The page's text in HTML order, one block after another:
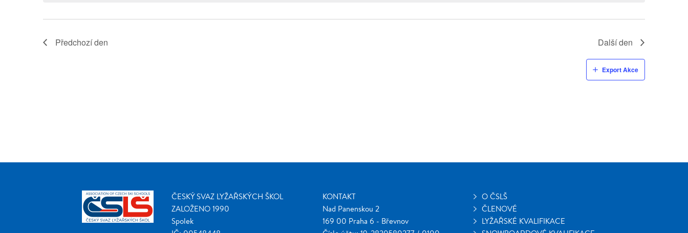
Předchozí den Další den
Export Akce
ČESKÝ SVAZ LYŽAŘSKÝCH ŠKOL
ZALOŽENO 1990
Spolek
KONTAKT
Nad Panenskou 2
169 00 Praha 6 - Břevnov
O ČSLŠ
ČLENOVÉ
LYŽAŘSKÉ KVALIFIKACE